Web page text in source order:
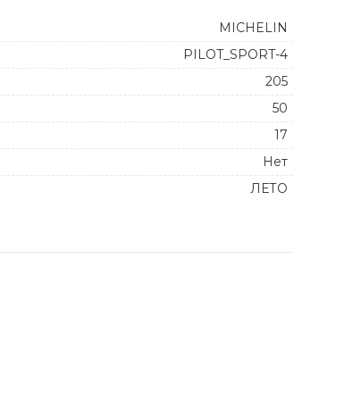
MICHELIN
PILOT_SPORT-4
205
50
17
Нет
ЛЕТО